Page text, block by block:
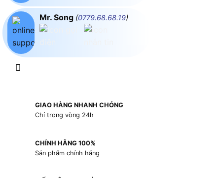
Mr. Song (0779.68.68.19)
GIAO HÀNG NHANH CHÓNG
Chỉ trong vòng 24h
CHÍNH HÃNG 100%
Sản phẩm chính hãng